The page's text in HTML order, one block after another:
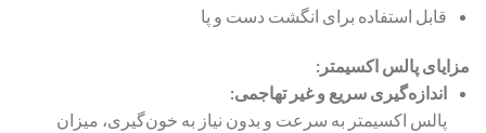
قابل استفاده برای انگشت دست و پا
مزایای پالس اکسیمتر:
اندازه‌گیری سریع و غیر تهاجمی:
پالس اکسیمتر به سرعت و بدون نیاز به خون‌گیری، میزان